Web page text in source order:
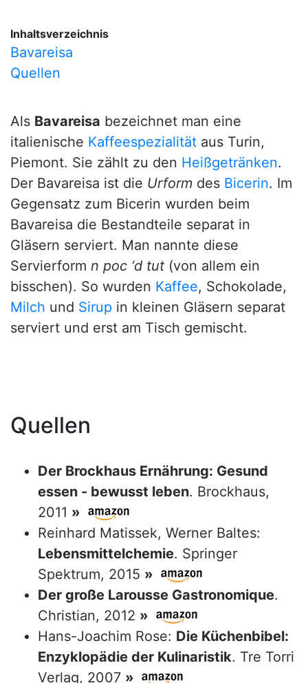
Inhaltsverzeichnis
Bavareisa
Quellen
Als Bavareisa bezeichnet man eine
italienische Kaffeespezialität aus Turin,
Piemont. Sie zählt zu den Heißgetränken.
Der Bavareisa ist die Urform des Bicerin. Im
Gegensatz zum Bicerin wurden beim
Bavareisa die Bestandteile separat in
Gläsern serviert. Man nannte diese
Servierform n poc ‘d tut (von allem ein
bisschen). So wurden Kaffee, Schokolade,
Milch und Sirup in kleinen Gläsern separat
serviert und erst am Tisch gemischt.
Quellen
Der Brockhaus Ernährung: Gesund
essen - bewusst leben. Brockhaus,
2011 »
Reinhard Matissek, Werner Baltes:
Lebensmittelchemie. Springer
Spektrum, 2015 »
Der große Larousse Gastronomique.
Christian, 2012 »
Hans-Joachim Rose: Die Küchenbibel:
Enzyklopädie der Kulinaristik. Tre Torri
Verlag, 2007 »